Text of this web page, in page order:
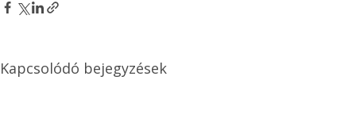
Kapcsolódó bejegyzések